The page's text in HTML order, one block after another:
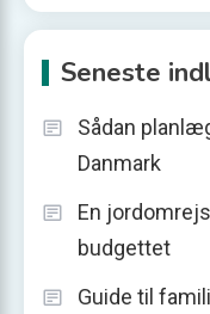
Seneste
Sådan
Danmark
En
budgettet
Guide til